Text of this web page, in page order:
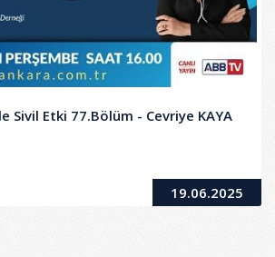
Sivil Etki 77.Bölüm - Cevriye KAYA
19.06.2025